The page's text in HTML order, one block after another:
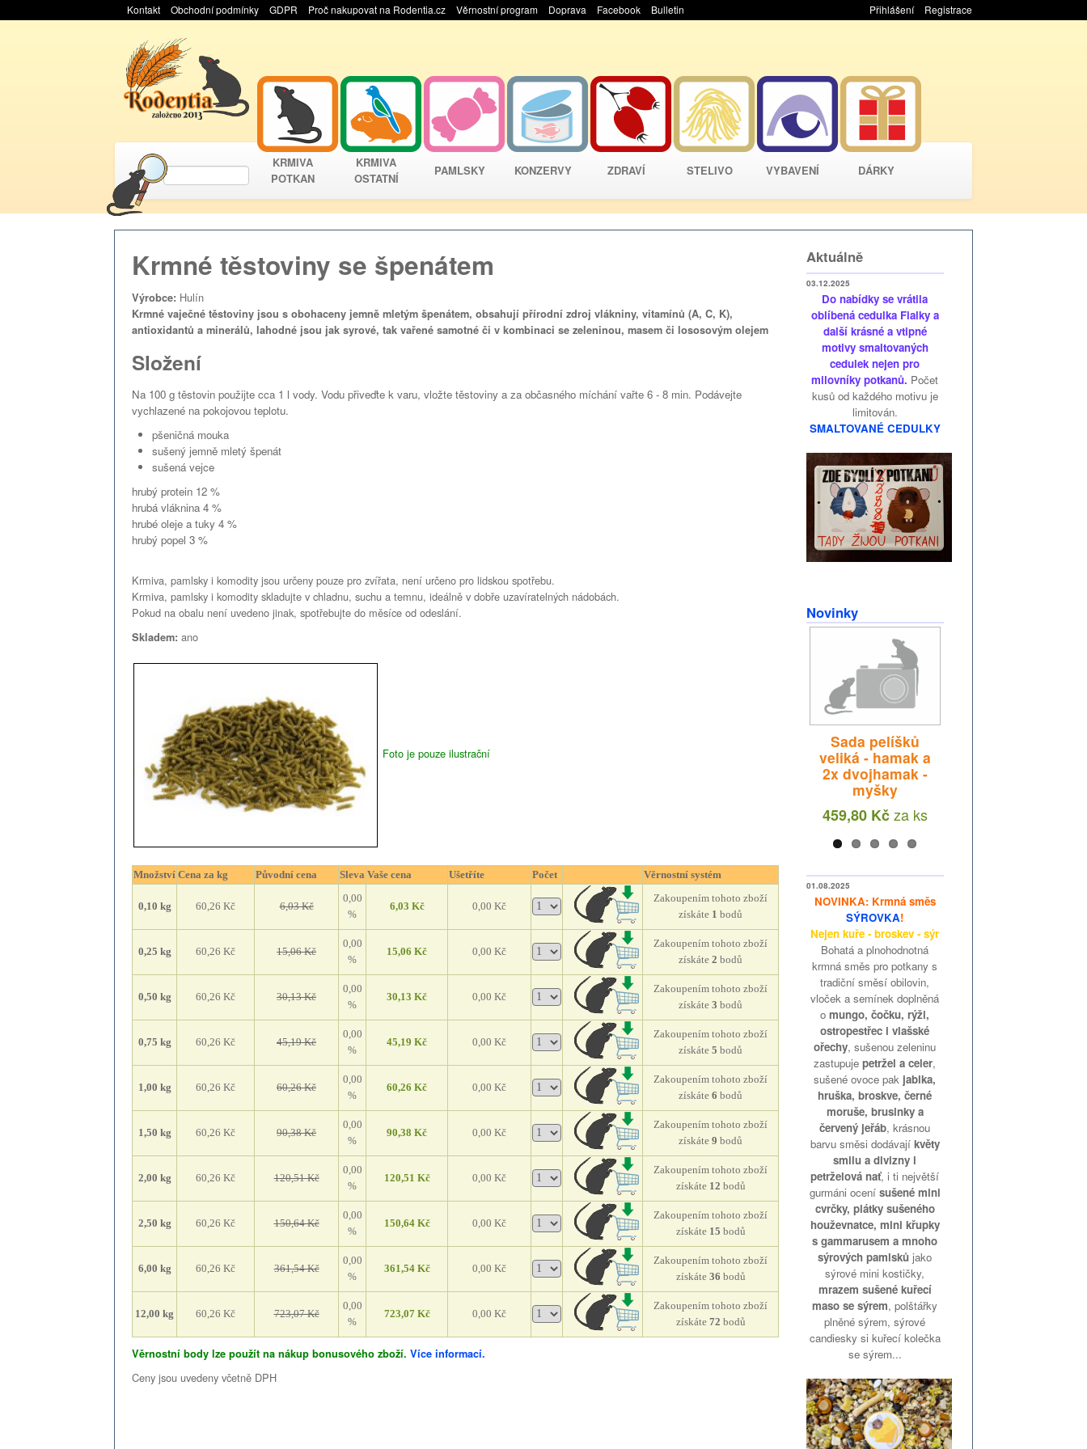
Kontakt Obchodní podmínky GDPR Proč nakupovat na Rodentia.cz Věrnostní program Doprava Facebook Bulletin Přihlášení Registrace
KRMIVA
POTKAN
KRMIVA
OSTATNÍ
PAMLSKY KONZERVY ZDRAVÍ STELIVO VYBAVENÍ DÁRKY
Krmné těstoviny se špenátem
Výrobce: Hulín
Krmné vaječné těstoviny jsou s obohaceny jemně mletým špenátem, obsahují přírodní zdroj vlákniny, vitamínů (A, C, K),
antioxidantů a minerálů, lahodné jsou jak syrové, tak vařené samotné či v kombinaci se zeleninou, masem či lososovým olejem
Složení
Na 100 g těstovin použijte cca 1 l vody. Vodu přiveďte k varu, vložte těstoviny a za občasného míchání vařte 6 - 8 min. Podávejte
vychlazené na pokojovou teplotu.
pšeničná mouka
sušený jemně mletý špenát
sušená vejce
hrubý protein 12 %
hrubá vláknina 4 %
hrubé oleje a tuky 4 %
hrubý popel 3 %
Krmiva, pamlsky i komodity jsou určeny pouze pro zvířata, není určeno pro lidskou spotřebu.
Krmiva, pamlsky i komodity skladujte v chladnu, suchu a temnu, ideálně v dobře uzavíratelných nádobách.
Pokud na obalu není uvedeno jinak, spotřebujte do měsíce od odeslání.
Skladem: ano
Foto je pouze ilustrační
Množství Cena za kg Původní cena Sleva Vaše cena Ušetříte Počet Věrnostní systém
0,10 kg 60,26 Kč 6,03 Kč
0,00
%
6,03 Kč 0,00 Kč
Zakoupením tohoto zboží
získáte 1 bodů
0,25 kg 60,26 Kč 15,06 Kč
0,00
%
15,06 Kč 0,00 Kč
Zakoupením tohoto zboží
získáte 2 bodů
0,50 kg 60,26 Kč 30,13 Kč
0,00
%
30,13 Kč 0,00 Kč
Zakoupením tohoto zboží
získáte 3 bodů
0,75 kg 60,26 Kč 45,19 Kč
0,00
%
45,19 Kč 0,00 Kč
Zakoupením tohoto zboží
získáte 5 bodů
1,00 kg 60,26 Kč 60,26 Kč
0,00
%
60,26 Kč 0,00 Kč
Zakoupením tohoto zboží
získáte 6 bodů
1,50 kg 60,26 Kč 90,38 Kč
0,00
%
90,38 Kč 0,00 Kč
Zakoupením tohoto zboží
získáte 9 bodů
2,00 kg 60,26 Kč 120,51 Kč
0,00
%
120,51 Kč 0,00 Kč
Zakoupením tohoto zboží
získáte 12 bodů
2,50 kg 60,26 Kč 150,64 Kč
0,00
%
150,64 Kč 0,00 Kč
Zakoupením tohoto zboží
získáte 15 bodů
6,00 kg 60,26 Kč 361,54 Kč
0,00
%
361,54 Kč 0,00 Kč
Zakoupením tohoto zboží
získáte 36 bodů
12,00 kg 60,26 Kč 723,07 Kč
0,00
%
723,07 Kč 0,00 Kč
Zakoupením tohoto zboží
získáte 72 bodů
Věrnostní body lze použít na nákup bonusového zboží. Více informací.
Ceny jsou uvedeny včetně DPH
Aktuálně
03.12.2025
Do nabídky se vrátila
oblíbená cedulka Fialky a
další krásné a vtipné
motivy smaltovaných
cedulek nejen pro
milovníky potkanů. Počet
kusů od každého motivu je
limitován.
SMALTOVANÉ CEDULKY
Novinky
Sada pelíšků
veliká - hamak a
2x dvojhamak -
myšky
459,80 Kčza ks
01.08.2025
NOVINKA: Krmná směs
SÝROVKA!
Nejen kuře - broskev - sýr
Bohatá a plnohodnotná
krmná směs pro potkany s
tradiční směsí obilovin,
vloček a semínek doplněná
omungo, čočku, rýži,
ostropestřec i vlašské
ořechy, sušenou zeleninu
zastupujepetržel a celer,
sušené ovoce pak jablka,
hruška, broskve, černé
moruše, brusinky a
červený jeřáb, krásnou
barvu směsi dodávají květy
smilu a divizny i
petrželová nať, i ti největší
gurmáni ocení sušené mini
cvrčky, plátky sušeného
houževnatce, mini křupky
s gammarusem a mnoho
sýrových pamlsků jako
sýrové mini kostičky,
mrazem sušené kuřecí
maso se sýrem, polštářky
plněné sýrem, sýrové
candiesky si kuřecí kolečka
se sýrem...